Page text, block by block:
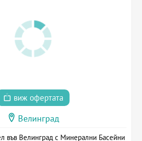
виж офертата
Велинград
във Велинград с Минерални Басейни